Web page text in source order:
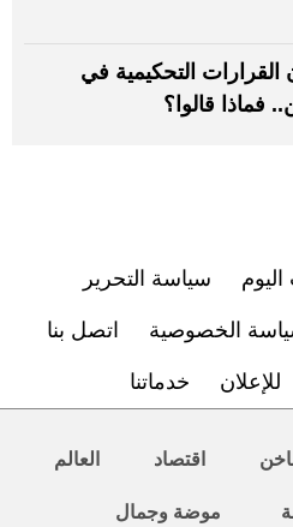
القرارات التحكيمية في
فماذا قالوا؟
سياسة التحرير
الخصوصية اتصل بنا
للإعلان خدماتنا
اقتصاد العالم
موضة وجمال